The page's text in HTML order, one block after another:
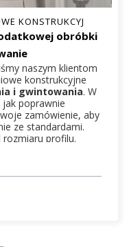
KONSTRUKCYJ
obróbki
naszym klientom
konstrukcyjne
i gwintowania. W
poprawnie
zamówienie, aby
ze standardami.
profilu.